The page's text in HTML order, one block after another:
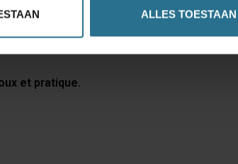
ALLES TOESTAAN
et pratique.